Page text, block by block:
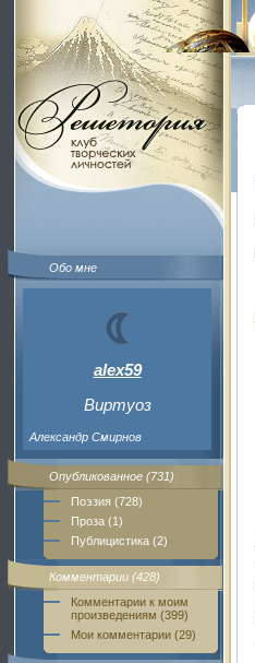
Обо мне
alex59
Виртуоз
Александр Смирнов
Опубликованное (731)
Поэзия (728)
Проза (1)
Публицистика (2)
Комментарии (428)
Комментарии к моим
произведениям (399)
Мои комментарии (29)